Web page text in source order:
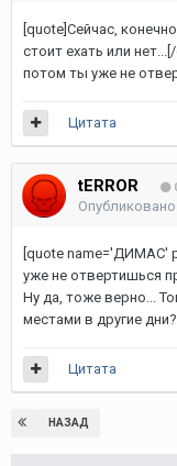
[quote]Сейчас,
стоит ехать или
потом ты уже не
Цитата
tERROR
Опубликовано
[quote name='ДИМАС'
уже не отвертишься
Ну да, тоже верно...
местами в другие дни?
Цитата
НАЗАД